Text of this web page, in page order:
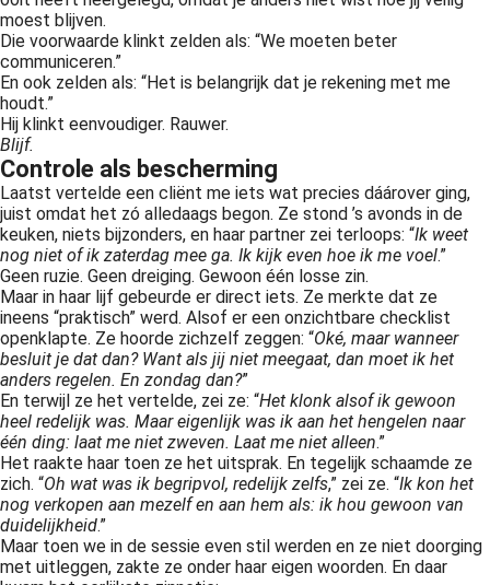
moest blijven.
Die voorwaarde klinkt zelden als: “We moeten beter
communiceren.”
En ook zelden als: “Het is belangrijk dat je rekening met me
houdt.”
Hij klinkt eenvoudiger. Rauwer.
Blijf.
Controle als bescherming
Laatst vertelde een cliënt me iets wat precies dáárover ging,
juist omdat het zó alledaags begon. Ze stond ’s avonds in de
keuken, niets bijzonders, en haar partner zei terloops: “Ik weet
nog niet of ik zaterdag mee ga. Ik kijk even hoe ik me voel.”
Geen ruzie. Geen dreiging. Gewoon één losse zin.
Maar in haar lijf gebeurde er direct iets. Ze merkte dat ze
ineens “praktisch” werd. Alsof er een onzichtbare checklist
openklapte. Ze hoorde zichzelf zeggen: “Oké, maar wanneer
besluit je dat dan? Want als jij niet meegaat, dan moet ik het
anders regelen. En zondag dan?”
En terwijl ze het vertelde, zei ze: “Het klonk alsof ik gewoon
heel redelijk was. Maar eigenlijk was ik aan het hengelen naar
één ding: laat me niet zweven. Laat me niet alleen.”
Het raakte haar toen ze het uitsprak. En tegelijk schaamde ze
zich. “Oh wat was ik begripvol, redelijk zelfs,” zei ze. “Ik kon het
nog verkopen aan mezelf en aan hem als: ik hou gewoon van
duidelijkheid.”
Maar toen we in de sessie even stil werden en ze niet doorging
met uitleggen, zakte ze onder haar eigen woorden. En daar